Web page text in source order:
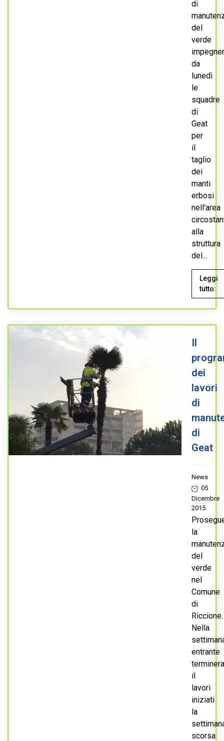
di
del
verde
da
lunedì
le
squadre
di
Geat
per
il
taglio
dei
manti
erbosi
nell'area
alla
struttura
del...
Leggi
tutto:
Il
dei
lavori
di
di
Geat
News
05
Dicembre
2015
la
del
verde
nel
Comune
di
Riccione.
Nella
entrante
il
lavori
iniziati
la
scorsa